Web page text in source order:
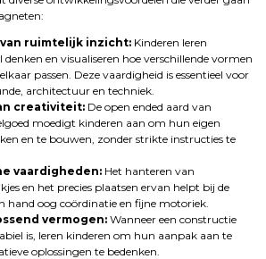
ruimtelijk inzicht: Kinderen leren
en visualiseren hoe verschillende vormen
passen. Deze vaardigheid is essentieel voor
architectuur en techniek.
creativiteit: De open ended aard van
moedigt kinderen aan om hun eigen
en te bouwen, zonder strikte instructies te
vaardigheden: Het hanteren van
en het precies plaatsen ervan helpt bij de
hand oog coördinatie en fijne motoriek.
vermogen: Wanneer een constructie
is, leren kinderen om hun aanpak aan te
oplossingen te bedenken.